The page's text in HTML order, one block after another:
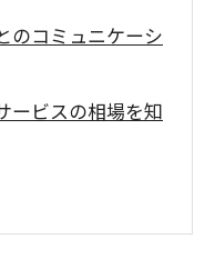
のコミュニケーシ
ービスの相場を知